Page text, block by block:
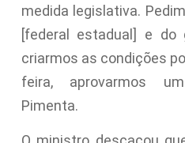
medida legislativa.
[federal estadual] e do
criarmos as condições
feira, aprovarmos
Pimenta.